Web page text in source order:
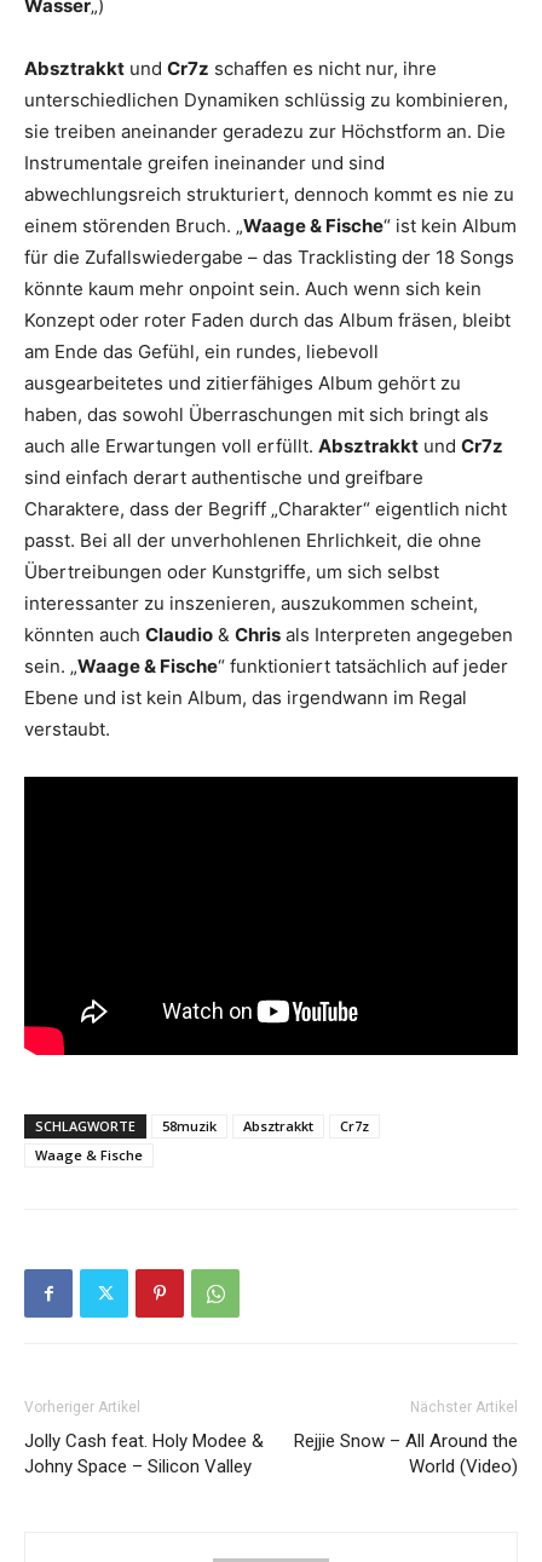
Wasser„)
Absztrakkt und Cr7z schaffen es nicht nur, ihre
unterschiedlichen Dynamiken schlüssig zu kombinieren,
sie treiben aneinander geradezu zur Höchstform an. Die
Instrumentale greifen ineinander und sind
abwechlungsreich strukturiert, dennoch kommt es nie zu
einem störenden Bruch. „Waage & Fische“ ist kein Album
für die Zufallswiedergabe – das Tracklisting der 18 Songs
könnte kaum mehr onpoint sein. Auch wenn sich kein
Konzept oder roter Faden durch das Album fräsen, bleibt
am Ende das Gefühl, ein rundes, liebevoll
ausgearbeitetes und zitierfähiges Album gehört zu
haben, das sowohl Überraschungen mit sich bringt als
auch alle Erwartungen voll erfüllt. Absztrakkt und Cr7z
sind einfach derart authentische und greifbare
Charaktere, dass der Begriff „Charakter“ eigentlich nicht
passt. Bei all der unverhohlenen Ehrlichkeit, die ohne
Übertreibungen oder Kunstgriffe, um sich selbst
interessanter zu inszenieren, auszukommen scheint,
könnten auch Claudio & Chris als Interpreten angegeben
sein. „Waage & Fische“ funktioniert tatsächlich auf jeder
Ebene und ist kein Album, das irgendwann im Regal
verstaubt.
SCHLAGWORTE 58muzik Absztrakkt
Cr7z
Waage & Fische
Vorheriger Artikel
Jolly Cash feat. Holy Modee &
Johny Space – Silicon Valley
Nächster Artikel
Rejjie Snow – All Around the
World (Video)